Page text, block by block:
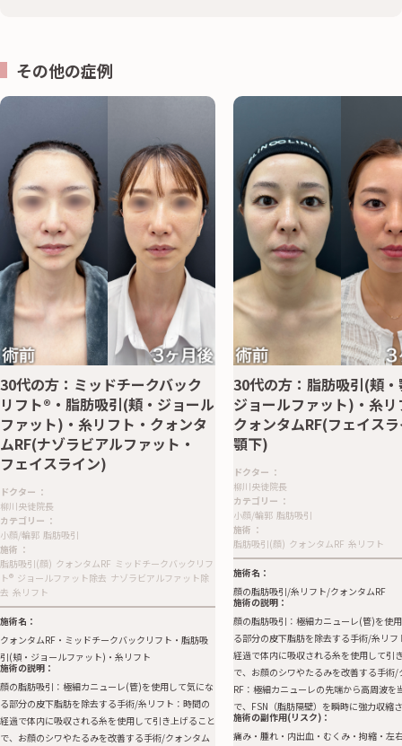
その他の症例
30代の方：ミッドチークバック
リフト®︎・脂肪吸引(頬・ジョール
ファット)・糸リフト・クォンタ
ムRF(ナゾラビアルファット・
フェイスライン)
ドクター ：
柳川央徒院長
カテゴリー ：
小顔/輪郭 脂肪吸引
施術 ：
脂肪吸引(顔) クォンタムRF ミッドチークバックリフ
ト®︎ ジョールファット除去 ナゾラビアルファット除
去 糸リフト
施術名：
クォンタムRF・ミッドチークバックリフト・脂肪吸
引(頬・ジョールファット)・糸リフト
施術の説明：
顔の脂肪吸引：極細カニューレ(管)を使用して気にな
る部分の皮下脂肪を除去する手術/糸リフト：時間の
経過で体内に吸収される糸を使用して引き上げること
で、お顔のシワやたるみを改善する手術/クォンタム
30代の方：脂肪吸引(頬
ジョールファット)・糸リ
クォンタムRF(フェイス
顎下)
ドクター ：
柳川央徒院長
カテゴリー ：
小顔/輪郭 脂肪吸引
施術 ：
脂肪吸引(顔) クォンタムRF 糸リフト
施術名：
顔の脂肪吸引/糸リフト/クォンタムRF
施術の説明：
顔の脂肪吸引：極細カニューレ(管)を使
る部分の皮下脂肪を除去する手術/糸リフ
経過で体内に吸収される糸を使用して引
で、お顔のシワやたるみを改善する手術/
RF：極細カニューレの先端から高周波を
で、FSN（脂肪隔壁）を瞬時に強力収縮
施術の副作用(リスク)：
痛み・腫れ・内出血・むくみ・拘縮・左